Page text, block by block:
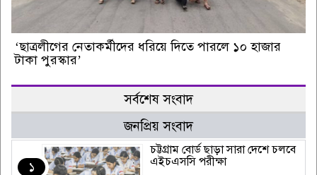
‘ছাত্রলীগের নেতাকর্মীদের ধরিয়ে দিতে পারলে ১০ হাজার
টাকা পুরস্কার’
সর্বশেষ সংবাদ
জনপ্রিয় সংবাদ
১
চট্টগ্রাম বোর্ড ছাড়া সারা দেশে চলবে
এইচএসসি পরীক্ষা